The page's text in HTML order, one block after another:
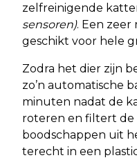
zelfreinigende
sensoren). Een zeer
geschikt voor hele
Zodra het dier zijn
zo’n automatische
minuten nadat de
roteren en filtert de
boodschappen uit
terecht in een